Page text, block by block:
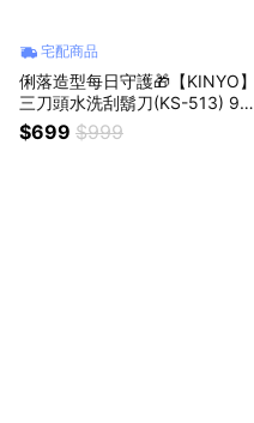
宅配商品
俐落造型每日守護🎁【KINYO】
三刀頭水洗刮鬍刀(KS-513) 950
0rpm高效能馬達 1.5h快速滿電
情人節 日常好友禮
$699 $999